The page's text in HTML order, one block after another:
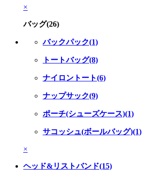
×
バッグ(26)
バックパック(1)
トートバッグ(8)
ナイロントート(6)
ナップサック(9)
ポーチ(シューズケース)(1)
サコッシュ(ボールバッグ)(1)
×
ヘッド&リストバンド(15)